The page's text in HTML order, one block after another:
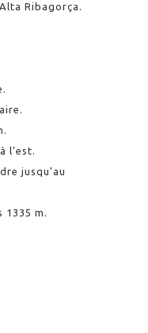
Ribagorça.
l’est.
jusqu’au
1335 m.